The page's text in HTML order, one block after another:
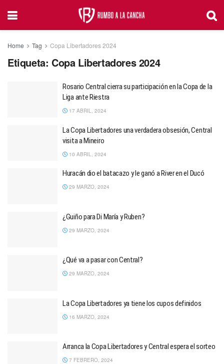
Home Tag Copa Libertadores 2024
Etiqueta: Copa Libertadores 2024
Rosario Central cierra su participación en la Copa de la
Liga ante Riestra
17 ABRIL, 2024
La Copa Libertadores una verdadera obsesión, Central
visita a Mineiro
10 ABRIL, 2024
Huracán dio el batacazo y le ganó a River en el Ducó
29 MARZO, 2024
¿Guiño para Di María y Ruben?
29 MARZO, 2024
¿Qué va a pasar con Central?
29 MARZO, 2024
La Copa Libertadores ya tiene los cupos definidos
16 MARZO, 2024
Arranca la Copa Libertadores y Central espera el sorteo
7 FEBRERO, 2024